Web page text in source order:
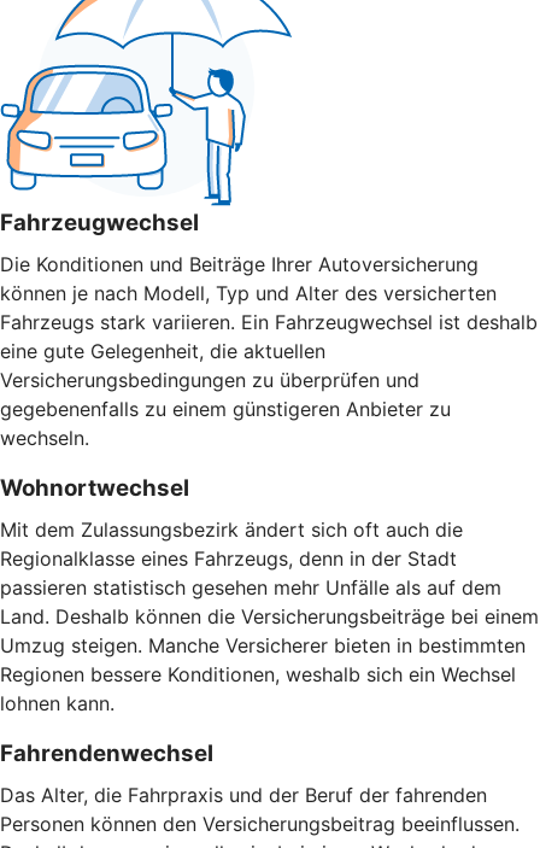
Fahrzeugwechsel
Die Konditionen und Beiträge Ihrer Autoversicherung
können je nach Modell, Typ und Alter des versicherten
Fahrzeugs stark variieren. Ein Fahrzeugwechsel ist deshalb
eine gute Gelegenheit, die aktuellen
Versicherungsbedingungen zu überprüfen und
gegebenenfalls zu einem günstigeren Anbieter zu
wechseln.
Wohnortwechsel
Mit dem Zulassungsbezirk ändert sich oft auch die
Regionalklasse eines Fahrzeugs, denn in der Stadt
passieren statistisch gesehen mehr Unfälle als auf dem
Land. Deshalb können die Versicherungsbeiträge bei einem
Umzug steigen. Manche Versicherer bieten in bestimmten
Regionen bessere Konditionen, weshalb sich ein Wechsel
lohnen kann.
Fahrendenwechsel
Das Alter, die Fahrpraxis und der Beruf der fahrenden
Personen können den Versicherungsbeitrag beeinflussen.